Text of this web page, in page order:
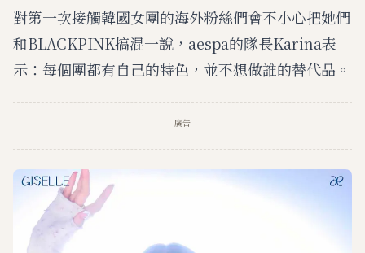
對第一次接觸韓國女團的海外粉絲們會不小心把她們
和BLACKPINK搞混一說，aespa的隊長Karina表
示：每個團都有自己的特色，並不想做誰的替代品。
廣告